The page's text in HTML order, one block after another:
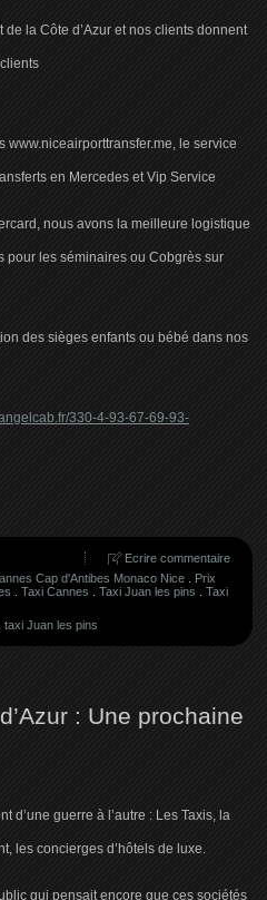
la Côte d’Azur et nos clients donnent
le service
en Mercedes et Vip Service
nous avons la meilleure logistique
pour les séminaires ou Cobgrès sur
des sièges enfants ou bébé dans nos
330-4-93-67-69-93-
Ecrire commentaire
Cap d'Antibes Monaco Nice
Prix
Taxi Cannes Taxi Juan les pins
Taxi
taxi Juan les pins
: Une prochaine
d’une guerre à l’autre : Les Taxis, la
les concierges d’hôtels de luxe.
qui pensait encore que ces sociétés